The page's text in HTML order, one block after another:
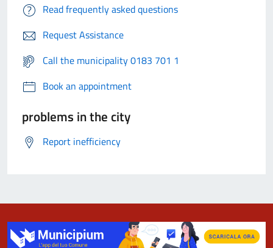
Read frequently asked questions
Request Assistance
Call the municipality 0183 701 1
Book an appointment
problems in the city
Report inefficiency